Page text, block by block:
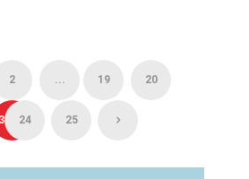
2 ... 19 20
24 25